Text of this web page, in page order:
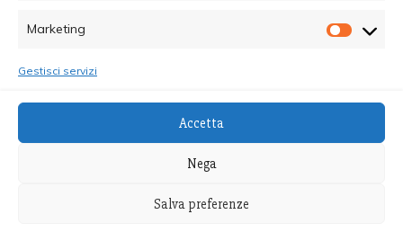
Marketing
Gestisci servizi
Accetta
Nega
Salva preferenze
al Tribunale di Palermo - Direttore Responsabile dott.ssa
Proudly powered by WordPress|Theme: Recent News